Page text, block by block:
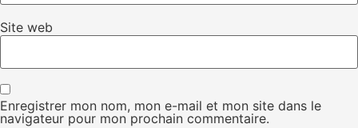
Site web
Enregistrer mon nom, mon e-mail et mon site dans le
navigateur pour mon prochain commentaire.